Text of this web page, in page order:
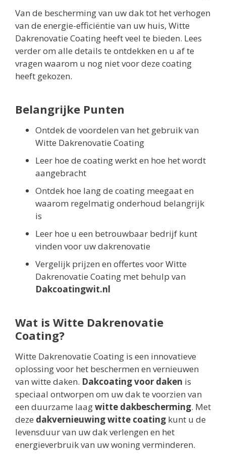
Van de bescherming van uw dak tot het verhogen
van de energie-efficiëntie van uw huis, Witte
Dakrenovatie Coating heeft veel te bieden. Lees
verder om alle details te ontdekken en u af te
vragen waarom u nog niet voor deze coating
heeft gekozen.
Belangrijke Punten
Ontdek de voordelen van het gebruik van
Witte Dakrenovatie Coating
Leer hoe de coating werkt en hoe het wordt
aangebracht
Ontdek hoe lang de coating meegaat en
waarom regelmatig onderhoud belangrijk
is
Leer hoe u een betrouwbaar bedrijf kunt
vinden voor uw dakrenovatie
Vergelijk prijzen en offertes voor Witte
Dakrenovatie Coating met behulp van
Dakcoatingwit.nl
Wat is Witte Dakrenovatie
Coating?
Witte Dakrenovatie Coating is een innovatieve
oplossing voor het beschermen en vernieuwen
van witte daken. Dakcoating voor daken is
speciaal ontworpen om uw dak te voorzien van
een duurzame laagwitte dakbescherming. Met
deze dakvernieuwing witte coating kunt u de
levensduur van uw dak verlengen en het
energieverbruik van uw woning verminderen.